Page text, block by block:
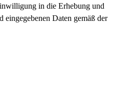
in die Erhebung und
eingegebenen Daten gemäß der